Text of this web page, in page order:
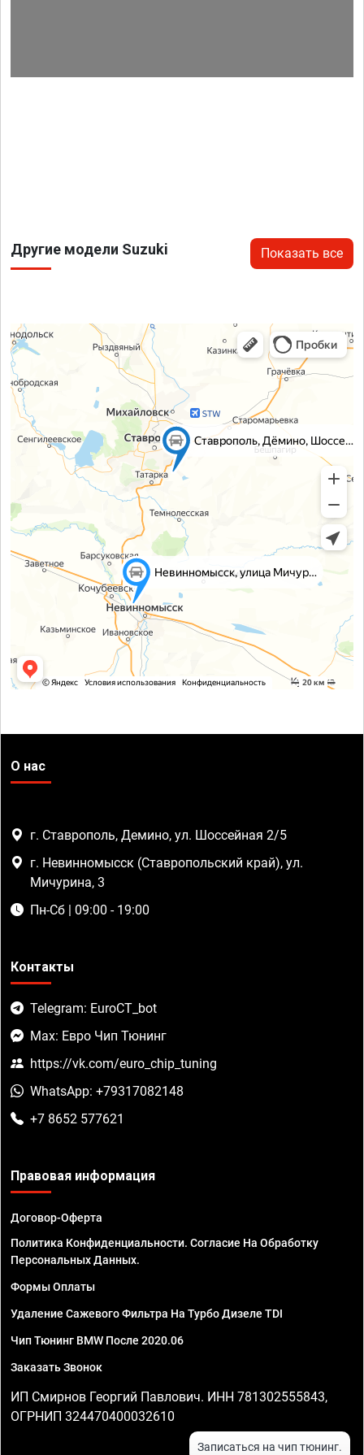
Другие модели Suzuki Показать все
О нас
г. Ставрополь, Демино, ул. Шоссейная 2/5
г. Невинномысск (Ставропольский край), ул.
Мичурина, 3
Пн-Сб | 09:00 - 19:00
Контакты
Telegram: EuroCT_bot
Max: Евро Чип Тюнинг
https://vk.com/euro_chip_tuning
WhatsApp: +79317082148
+7 8652 577621
Правовая информация
Договор-Оферта
Политика Конфиденциальности. Согласие На Обработку
Персональных Данных.
Формы Оплаты
Удаление Сажевого Фильтра На Турбо Дизеле TDI
Чип Тюнинг BMW После 2020.06
Заказать Звонок
ИП Смирнов Георгий Павлович. ИНН 781302555843,
ОГРНИП 324470400032610